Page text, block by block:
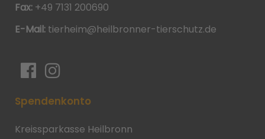
Fax: +49 7131 200690
E-Mail: tierheim@heilbronner-tierschutz.de
Spendenkonto
Kreissparkasse Heilbronn